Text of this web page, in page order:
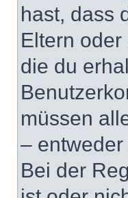
hast, dass
Eltern
die du
müssen
–
Bei der